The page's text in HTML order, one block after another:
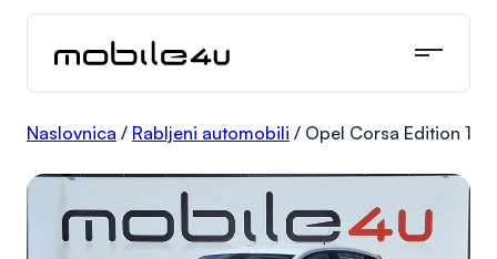
Skoči
sadržaja
Naslovnica / Rabljeni automobili / Opel Corsa Edition 1,5